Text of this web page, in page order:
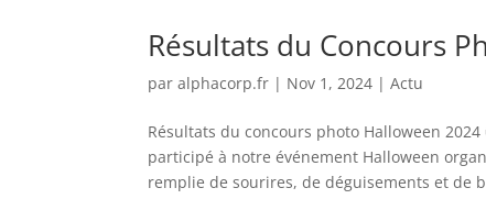
Résultats du Concours
paralphacorp.fr | Nov 1, 2024 |Actu
Résultats du concours photo Halloween
participé à notre événement Halloween
remplie de sourires, de déguisements et de